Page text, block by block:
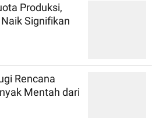
Produksi,
Signifikan
Rencana
Mentah dari